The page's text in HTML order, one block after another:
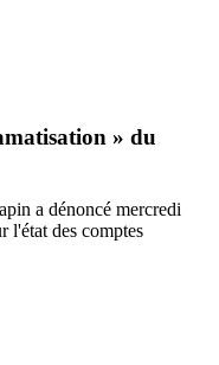
» du
a dénoncé mercredi
l'état des comptes